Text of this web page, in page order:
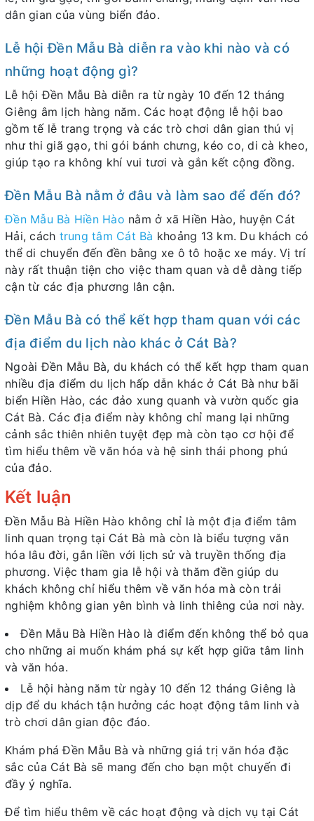
dân gian của vùng biển đảo.
Lễ hội Đền Mẫu Bà diễn ra vào khi nào và có
những hoạt động gì?
Lễ hội Đền Mẫu Bà diễn ra từ ngày 10 đến 12 tháng
Giêng âm lịch hàng năm. Các hoạt động lễ hội bao
gồm tế lễ trang trọng và các trò chơi dân gian thú vị
như thi giã gạo, thi gói bánh chưng, kéo co, di cà kheo,
giúp tạo ra không khí vui tươi và gắn kết cộng đồng.
Đền Mẫu Bà nằm ở đâu và làm sao để đến đó?
Đền Mẫu Bà Hiền Hào nằm ở xã Hiền Hào, huyện Cát
Hải, cách trung tâm Cát Bà khoảng 13 km. Du khách có
thể di chuyển đến đền bằng xe ô tô hoặc xe máy. Vị trí
này rất thuận tiện cho việc tham quan và dễ dàng tiếp
cận từ các địa phương lân cận.
Đền Mẫu Bà có thể kết hợp tham quan với các
địa điểm du lịch nào khác ở Cát Bà?
Ngoài Đền Mẫu Bà, du khách có thể kết hợp tham quan
nhiều địa điểm du lịch hấp dẫn khác ở Cát Bà như bãi
biển Hiền Hào, các đảo xung quanh và vườn quốc gia
Cát Bà. Các địa điểm này không chỉ mang lại những
cảnh sắc thiên nhiên tuyệt đẹp mà còn tạo cơ hội để
tìm hiểu thêm về văn hóa và hệ sinh thái phong phú
của đảo.
Kết luận
Đền Mẫu Bà Hiền Hào không chỉ là một địa điểm tâm
linh quan trọng tại Cát Bà mà còn là biểu tượng văn
hóa lâu đời, gắn liền với lịch sử và truyền thống địa
phương. Việc tham gia lễ hội và thăm đền giúp du
khách không chỉ hiểu thêm về văn hóa mà còn trải
nghiệm không gian yên bình và linh thiêng của nơi này.
Đền Mẫu Bà Hiền Hào là điểm đến không thể bỏ qua
cho những ai muốn khám phá sự kết hợp giữa tâm linh
và văn hóa.
Lễ hội hàng năm từ ngày 10 đến 12 tháng Giêng là
dịp để du khách tận hưởng các hoạt động tâm linh và
trò chơi dân gian độc đáo.
Khám phá Đền Mẫu Bà và những giá trị văn hóa đặc
sắc của Cát Bà sẽ mang đến cho bạn một chuyến đi
đầy ý nghĩa.
Để tìm hiểu thêm về các hoạt động và dịch vụ tại Cát